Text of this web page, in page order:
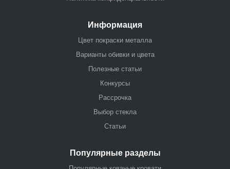
Информация
Цвет покраски металла
Варианты обивки и цвета
Полезные статьи
Конкурсы
Рассрочка
Выбор стекла
Статьи
Популярные разделы